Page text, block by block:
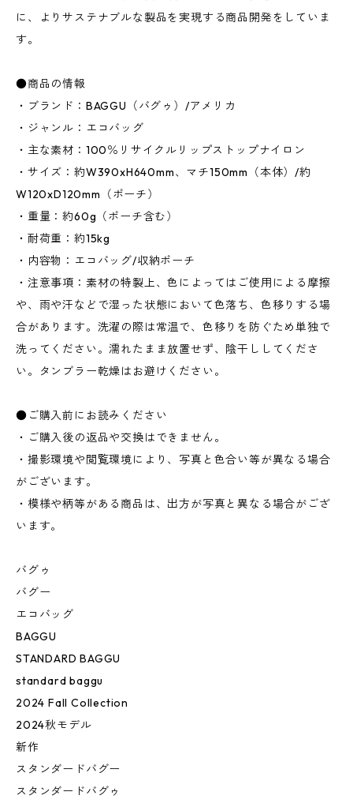
に、よりサステナブルな製品を実現する商品開発をしていま
す。
●商品の情報
・ブランド：BAGGU（バグゥ）/アメリカ
・ジャンル：エコバッグ
・主な素材：100％リサイクルリップストップナイロン
・サイズ：約W390xH640mm、マチ150mm（本体）/約
W120xD120mm（ポーチ）
・重量：約60g（ポーチ含む）
・耐荷重：約15kg
・内容物：エコバッグ/収納ポーチ
・注意事項：素材の特製上、色によってはご使用による摩擦
や、雨や汗などで湿った状態において色落ち、色移りする場
合があります。洗濯の際は常温で、色移りを防ぐため単独で
洗ってください。濡れたまま放置せず、陰干ししてくださ
い。タンブラー乾燥はお避けください。
●ご購入前にお読みください
・ご購入後の返品や交換はできません。
・撮影環境や閲覧環境により、写真と色合い等が異なる場合
がございます。
・模様や柄等がある商品は、出方が写真と異なる場合がござ
います。
バグゥ
バグー
エコバッグ
BAGGU
STANDARD BAGGU
standard baggu
2024 Fall Collection
2024秋モデル
新作
スタンダードバグー
スタンダードバグゥ